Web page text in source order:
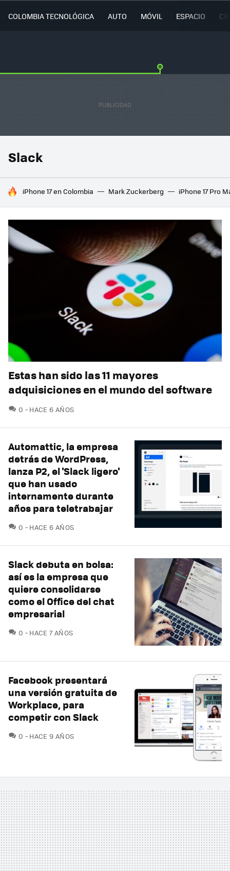
COLOMBIA TECNOLÓGICA AUTO MÓVIL ESPACIO
Slack
HOY SE HABLA DE
iPhone 17 en Colombia Mark Zuckerberg iPhone 17 Pro
Estas han sido las 11 mayores
adquisiciones en el mundo del software
0 COMENTARIOS
HACE 6 AÑOS
Automattic, la empresa
detrás de WordPress,
lanza P2, el 'Slack ligero'
que han usado
internamente durante
años para teletrabajar
0 COMENTARIOS
HACE 6 AÑOS
Slack debuta en bolsa:
así es la empresa que
quiere consolidarse
como el Office del chat
empresarial
0 COMENTARIOS
HACE 7 AÑOS
Facebook presentará
una versión gratuita de
Workplace, para
competir con Slack
0 COMENTARIOS
HACE 9 AÑOS